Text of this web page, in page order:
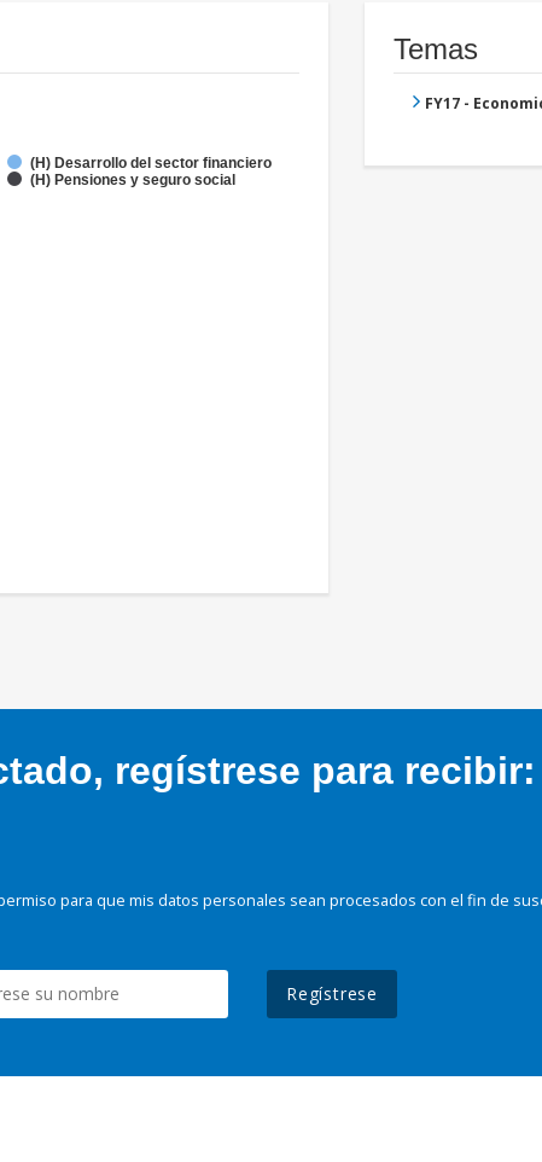
(H) Desarrollo del sector financiero
(H) Pensiones y seguro social
Temas
FY17 -
regístrese para recibir:
para que mis datos personales sean procesados con el fin de
Regístrese